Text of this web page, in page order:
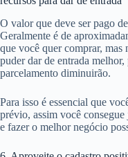
O valor que deve ser pago
Geralmente é de
que você quer comprar, mas
puder dar de entrada
parcelamento diminuirão.
Para isso é essencial que
prévio, assim você
e fazer o melhor negócio